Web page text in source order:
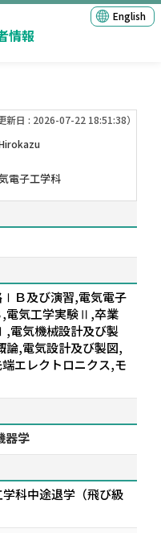
情報
English
新日 : 2026-07-22 18:51:38）
電子工学科
Ｂ及び演習,電気電子
,電気工学実験Ⅱ,卒業
気機械設計及び製
,電気設計及び製図,
エレクトロニクス,モ
器学
科中途退学（飛び級